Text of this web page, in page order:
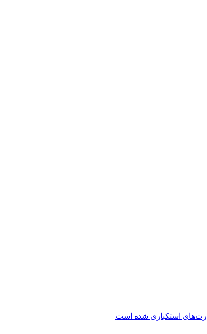
استکباری شده است.